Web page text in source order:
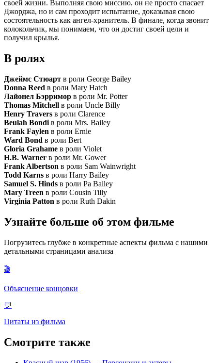
своей жизни. Выполняя свою миссию, он не просто спасает
Джорджа, но и сам проходит испытание, доказывая свою
состоятельность как ангел-хранитель. В финале, когда звонит
колокольчик, мы понимаем, что он достиг своей цели и
получил крылья.
В ролях
Джеймс Стюарт в роли George Bailey
Donna Reed в роли Mary Hatch
Лайонел Бэрримор в роли Mr. Potter
Thomas Mitchell в роли Uncle Billy
Henry Travers в роли Clarence
Beulah Bondi в роли Mrs. Bailey
Frank Faylen в роли Ernie
Ward Bond в роли Bert
Gloria Grahame в роли Violet
H.B. Warner в роли Mr. Gower
Frank Albertson в роли Sam Wainwright
Todd Karns в роли Harry Bailey
Samuel S. Hinds в роли Pa Bailey
Mary Treen в роли Cousin Tilly
Virginia Patton в роли Ruth Dakin
Узнайте больше об этом фильме
Погрузитесь глубже в конкретные аспекты фильма с нашими
детальными страницами анализа
🎬
Объяснение концовки
💬
Цитаты из фильма
Смотрите также